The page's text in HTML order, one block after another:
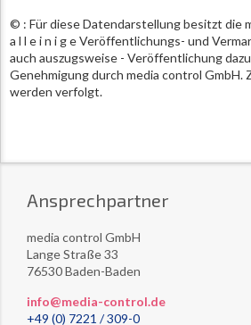
© : Für diese Datendarstellung besitzt die
a l l e i n i g e Veröffentlichungs- und
auch auszugsweise - Veröffentlichung
Genehmigung durch media control GmbH.
werden verfolgt.
Ansprechpartner
media control GmbH
Lange Straße 33
76530 Baden-Baden
info@media-control.de
+49 (0) 7221 / 309-0